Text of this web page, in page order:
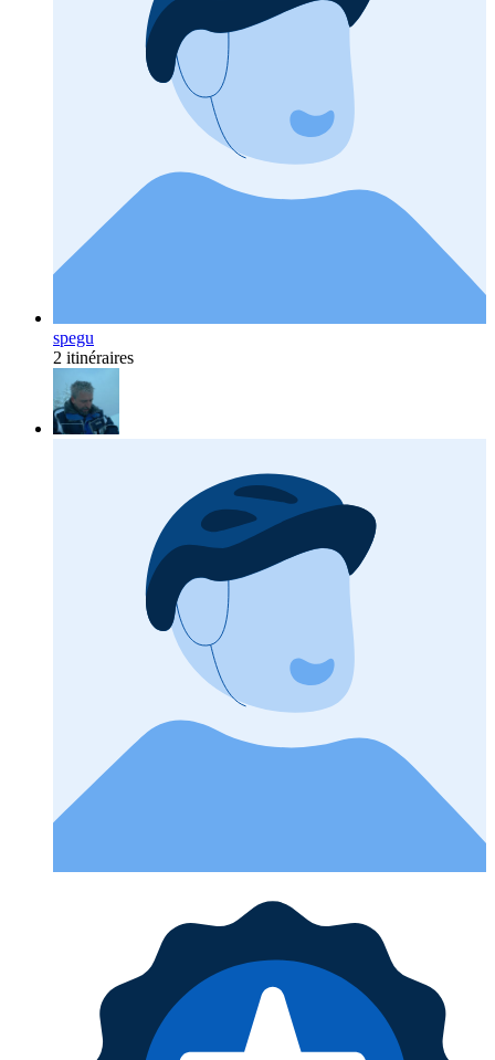
spegu
2 itinéraires